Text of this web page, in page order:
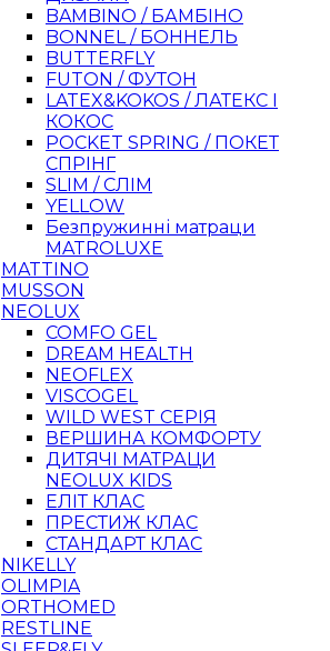
BAMBINO / БАМБІНО
BONNEL / БОННЕЛЬ
BUTTERFLY
FUTON / ФУТОН
LATEX&KOKOS / ЛАТЕКС І
КОКОС
POCKET SPRING / ПОКЕТ
СПРІНГ
SLIM / СЛІМ
YELLOW
Безпружинні матраци
MATROLUXE
MATTINO
MUSSON
NEOLUX
COMFO GEL
DREAM HEALTH
NEOFLEX
VISCOGEL
WILD WEST СЕРІЯ
ВЕРШИНА КОМФОРТУ
ДИТЯЧІ МАТРАЦИ
NEOLUX KIDS
ЕЛІТ КЛАС
ПРЕСТИЖ КЛАС
СТАНДАРТ КЛАС
NIKELLY
OLIMPIA
ORTHOMED
RESTLINE